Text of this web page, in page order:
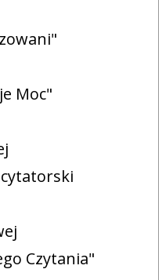
Moc"
Czytania"